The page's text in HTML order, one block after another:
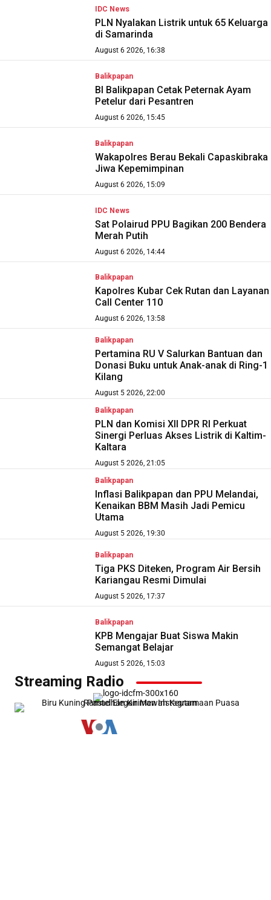
IDC News
PLN Nyalakan Listrik untuk 65 Keluarga
di Samarinda
August 6 2026, 16:38
Balikpapan
BI Balikpapan Cetak Peternak Ayam
Petelur dari Pesantren
August 6 2026, 15:45
Balikpapan
Wakapolres Berau Bekali Capaskibraka
Jiwa Kepemimpinan
August 6 2026, 15:09
IDC News
Sat Polairud PPU Bagikan 200 Bendera
Merah Putih
August 6 2026, 14:44
Balikpapan
Kapolres Kubar Cek Rutan dan Layanan
Call Center 110
August 6 2026, 13:58
Balikpapan
Pertamina RU V Salurkan Bantuan dan
Donasi Buku untuk Anak-anak di Ring-1
Kilang
August 5 2026, 22:00
Balikpapan
PLN dan Komisi XII DPR RI Perkuat
Sinergi Perluas Akses Listrik di Kaltim-
Kaltara
August 5 2026, 21:05
Balikpapan
Inflasi Balikpapan dan PPU Melandai,
Kenaikan BBM Masih Jadi Pemicu
Utama
August 5 2026, 19:30
Balikpapan
Tiga PKS Diteken, Program Air Bersih
Kariangau Resmi Dimulai
August 5 2026, 17:37
Balikpapan
KPB Mengajar Buat Siswa Makin
Semangat Belajar
August 5 2026, 15:03
Streaming Radio